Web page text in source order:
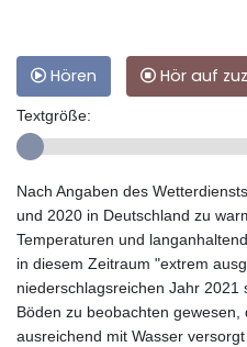
Hören Hör auf
Textgröße:
Nach Angaben des
und 2020 in Deutschland zu
Temperaturen und
in diesem Zeitraum "extrem
niederschlagsreichen Jahr 2021
Böden zu beobachten gewesen,
ausreichend mit Wasser